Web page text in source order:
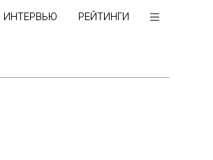
ИНТЕРВЬЮ РЕЙТИНГИ